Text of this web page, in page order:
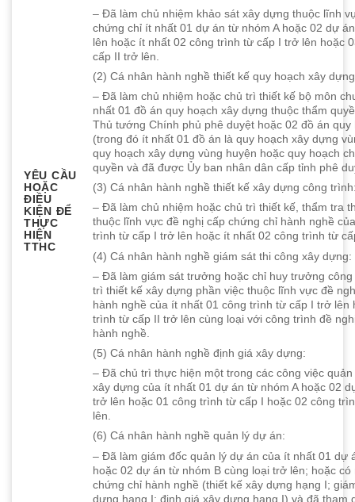
YÊU CẦU
HOẶC
ĐIỀU
KIỆN ĐỂ
THỰC
HIỆN
TTHC
– Đã làm chủ nhiệm khảo sát xây dựng thuộc lĩnh
chứng chỉ ít nhất 01 dự án từ nhóm A hoặc 02 dự
lên hoặc ít nhất 02 công trình từ cấp I trở lên hoặc
cấp II trở lên.
(2) Cá nhân hành nghề thiết kế quy hoạch xây
– Đã làm chủ nhiệm hoặc chủ trì thiết kế bộ môn
nhất 01 đồ án quy hoạch xây dựng thuộc thẩm
Thủ tướng Chính phủ phê duyệt hoặc 02 đồ án quy
(trong đó ít nhất 01 đồ án là quy hoạch xây dựng
quy hoạch xây dựng vùng huyện hoặc quy hoạch
quyền và đã được Ủy ban nhân dân cấp tỉnh phê
(3) Cá nhân hành nghề thiết kế xây dựng công
– Đã làm chủ nhiệm hoặc chủ trì thiết kế, thẩm tra
thuộc lĩnh vực đề nghị cấp chứng chỉ hành nghề
trình từ cấp I trở lên hoặc ít nhất 02 công trình từ
(4) Cá nhân hành nghề giám sát thi công xây dựng:
– Đã làm giám sát trưởng hoặc chỉ huy trưởng
trì thiết kế xây dựng phần việc thuộc lĩnh vực đề
hành nghề của ít nhất 01 công trình từ cấp I trở lên
trình từ cấp II trở lên cùng loại với công trình đề
hành nghề.
(5) Cá nhân hành nghề định giá xây dựng:
– Đã chủ trì thực hiện một trong các công việc
xây dựng của ít nhất 01 dự án từ nhóm A hoặc 02
trở lên hoặc 01 công trình từ cấp I hoặc 02 công
lên.
(6) Cá nhân hành nghề quản lý dự án:
– Đã làm giám đốc quản lý dự án của ít nhất 01 dự
hoặc 02 dự án từ nhóm B cùng loại trở lên; hoặc có
chứng chỉ hành nghề (thiết kế xây dựng hạng I;
dựng hạng I; định giá xây dựng hạng I) và đã tham